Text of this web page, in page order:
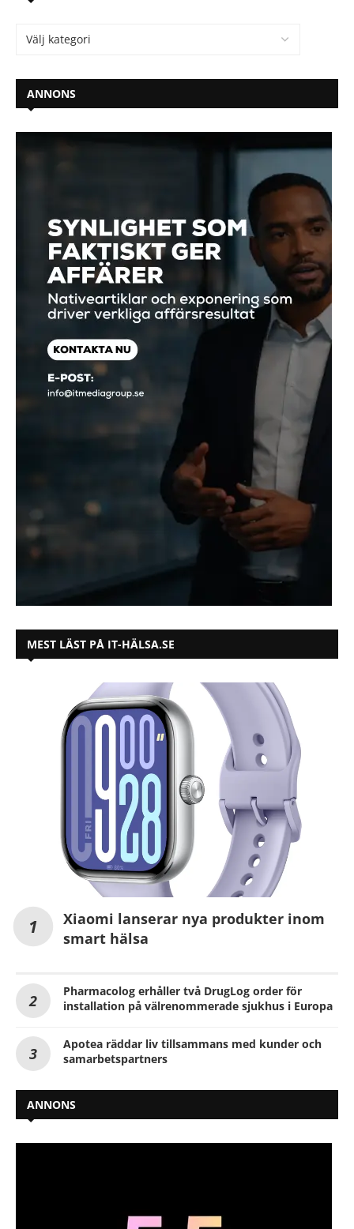
ANNONS
MEST LÄST PÅ IT-HÄLSA.SE
Xiaomi lanserar nya produkter inom
smart hälsa
Pharmacolog erhåller två DrugLog order för
installation på välrenommerade sjukhus i Europa
Apotea räddar liv tillsammans med kunder och
samarbetspartners
ANNONS